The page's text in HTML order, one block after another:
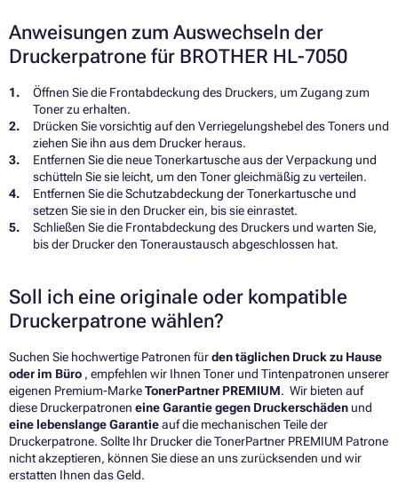
Anweisungen zum Auswechseln der
Druckerpatrone für BROTHER HL-7050
Öffnen Sie die Frontabdeckung des Druckers, um Zugang zum
Toner zu erhalten.
Drücken Sie vorsichtig auf den Verriegelungshebel des Toners und
ziehen Sie ihn aus dem Drucker heraus.
Entfernen Sie die neue Tonerkartusche aus der Verpackung und
schütteln Sie sie leicht, um den Toner gleichmäßig zu verteilen.
Entfernen Sie die Schutzabdeckung der Tonerkartusche und
setzen Sie sie in den Drucker ein, bis sie einrastet.
Schließen Sie die Frontabdeckung des Druckers und warten Sie,
bis der Drucker den Toneraustausch abgeschlossen hat.
Soll ich eine originale oder kompatible
Druckerpatrone wählen?
Suchen Sie hochwertige Patronen fürden täglichen Druck zu Hause
oder im Büro , empfehlen wir Ihnen Toner und Tintenpatronen unserer
eigenen Premium-MarkeTonerPartner PREMIUM. Wir bieten auf
diese Druckerpatronen eine Garantie gegen Druckerschäden und
eine lebenslange Garantieauf die mechanischen Teile der
Druckerpatrone. Sollte Ihr Drucker die TonerPartner PREMIUM Patrone
nicht akzeptieren, können Sie diese an uns zurücksenden und wir
erstatten Ihnen das Geld.